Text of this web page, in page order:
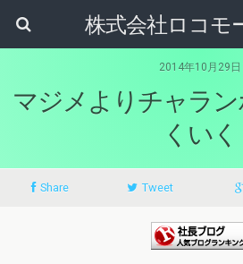
株式会社ロコモ
2014年10月29日
マジメよりチャラ
くいく
Share Tweet